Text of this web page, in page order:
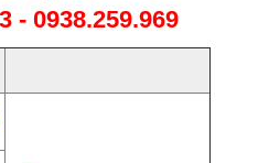
- 0938.259.969